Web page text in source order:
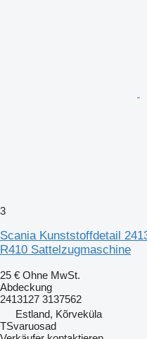
3
Scania Kunststoffdetail
R410 Sattelzugmaschine
25 € Ohne MwSt.
Abdeckung
2413127 3137562
Estland, Kõrveküla
TSvaruosad